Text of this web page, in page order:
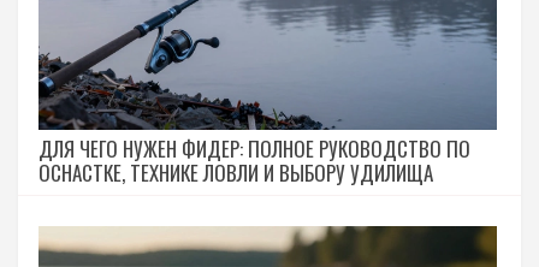
ДЛЯ ЧЕГО НУЖЕН ФИДЕР: ПОЛНОЕ РУКОВОДСТВО ПО
ОСНАСТКЕ, ТЕХНИКЕ ЛОВЛИ И ВЫБОРУ УДИЛИЩА